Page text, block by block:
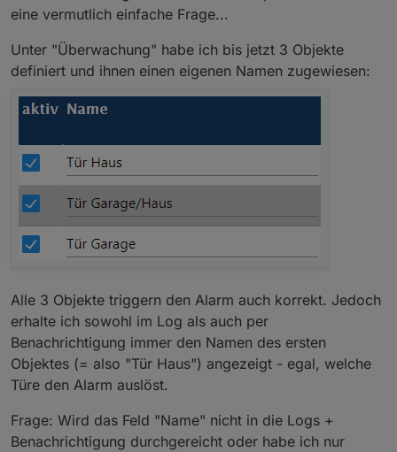
scharf ist..
Im grossen und ganzen mehrere
Dinge, die ich pruefe, einmal den
Standort, das Smartphone, die Uhr,
den G-Tag (und diesen mit 15 ESP's
im Haus und Grundstueck verteilt).
eine vermutlich einfache Frage...
Unter "Überwachung" habe ich bis jetzt 3 Objekte
definiert und ihnen einen eigenen Namen zugewiesen:
Alle 3 Objekte triggern den Alarm auch korrekt. Jedoch
erhalte ich sowohl im Log als auch per
Benachrichtigung immer den Namen des ersten
Objektes (= also "Tür Haus") angezeigt - egal, welche
Türe den Alarm auslöst.
Frage: Wird das Feld "Name" nicht in die Logs +
Benachrichtigung durchgereicht oder habe ich nur